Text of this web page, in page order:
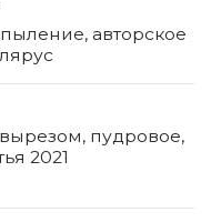
авторское
, пудровое,
2021